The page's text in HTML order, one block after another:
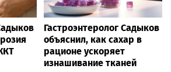
Гастроэнтеролог Садыков
объяснил, как сахар в
рационе ускоряет
изнашивание тканей